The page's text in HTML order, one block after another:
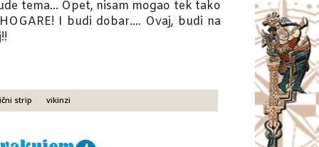
tema… Opet, nisam mogao tek tako
I budi dobar…. Ovaj, budi na
strip vikinzi